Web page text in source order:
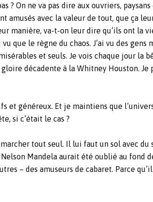
? On ne va pas dire aux ouvriers,
avec la valeur de tout, que ça
manière, va-t-on leur dire qu’ils ont la
que le règne du chaos. J’ai vu des
et seuls. Je vois chaque jour la
décadente à la Whitney Houston. Je
généreux. Et je maintiens que
si c’était le cas ?
tout seul. Il lui faut un sol avec du
Mandela aurait été oublié au fond
– des amuseurs de cabaret. Parce